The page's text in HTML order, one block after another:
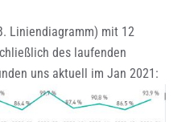
Liniendiagramm) mit 12
des laufenden
uns aktuell im Jan 2021: